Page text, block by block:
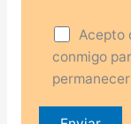
Acepto
conmigo